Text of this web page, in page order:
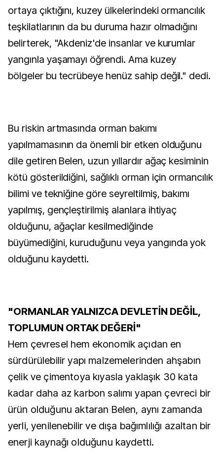
ortaya çıktığını, kuzey ülkelerindeki ormancılık
teşkilatlarının da bu duruma hazır olmadığını
belirterek, "Akdeniz'de insanlar ve kurumlar
yangınla yaşamayı öğrendi. Ama kuzey
bölgeler bu tecrübeye henüz sahip değil." dedi.
Bu riskin artmasında orman bakımı
yapılmamasının da önemli bir etken olduğunu
dile getiren Belen, uzun yıllardır ağaç kesiminin
kötü gösterildiğini, sağlıklı orman için ormancılık
bilimi ve tekniğine göre seyreltilmiş, bakımı
yapılmış, gençleştirilmiş alanlara ihtiyaç
olduğunu, ağaçlar kesilmediğinde
büyümediğini, kuruduğunu veya yangında yok
olduğunu kaydetti.
"ORMANLAR YALNIZCA DEVLETİN DEĞİL,
TOPLUMUN ORTAK DEĞERİ"
Hem çevresel hem ekonomik açıdan en
sürdürülebilir yapı malzemelerinden ahşabın
çelik ve çimentoya kıyasla yaklaşık 30 kata
kadar daha az karbon salımı yapan çevreci bir
ürün olduğunu aktaran Belen, aynı zamanda
yerli, yenilenebilir ve dışa bağımlılığı azaltan bir
enerji kaynağı olduğunu kaydetti.